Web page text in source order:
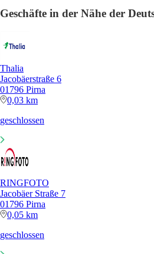
Geschäfte in der Nähe der
Thalia
Jacobäerstraße 6
01796 Pirna
0,03 km
geschlossen
RINGFOTO
Jacobäer Straße 7
01796 Pirna
0,05 km
geschlossen